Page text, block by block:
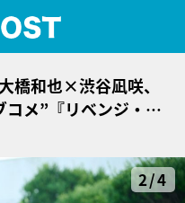
橋和也×渋谷凪咲、
メ”『リベンジ・ス
2/4